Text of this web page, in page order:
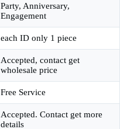
Party, Anniversary,
Engagement
each ID only 1 piece
Accepted, contact get
wholesale price
Free Service
Accepted. Contact get more
details